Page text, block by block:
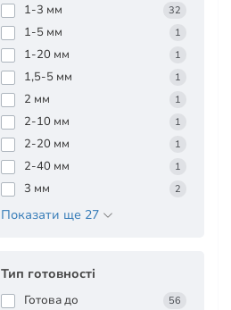
1-3 мм 32
1-5 мм 1
1-20 мм 1
1,5-5 мм 1
2 мм 1
2-10 мм 1
2-20 мм 1
2-40 мм 1
3 мм 2
Показати ще 27
Тип готовності
Готова до
56